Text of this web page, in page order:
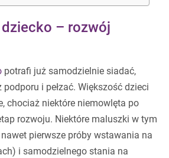
– rozwój
potrafi już samodzielnie siadać,
i pełzać. Większość dzieci
chociaż niektóre niemowlęta po
rozwoju. Niektóre maluszki w tym
pierwsze próby wstawania na
i samodzielnego stania na